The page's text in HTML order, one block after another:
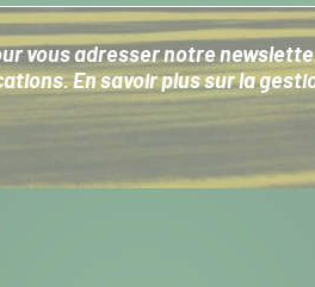
vous adresser notre
En savoir plus sur la